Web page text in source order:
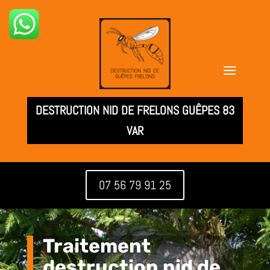
DESTRUCTION NID DE FRELONS GUÊPES 83
VAR
07 56 79 91 25
Traitement